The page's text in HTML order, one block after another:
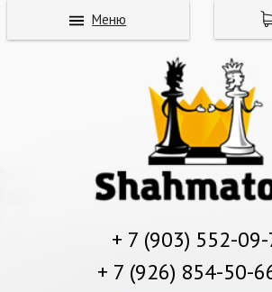
+ 7 (903) 552-
+ 7 (926) 854-50-
Меню